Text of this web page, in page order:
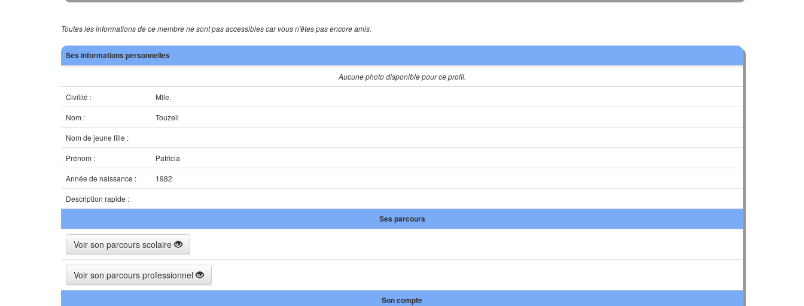
Toutes les informations de ce membre ne sont pas accessibles car vous n'êtes pas encore amis.
Ses informations personnelles
Aucune photo disponible pour ce profil.
Civilité :
Mlle.
Nom :
Touzeil
Nom de jeune fille :
Prénom :
Patricia
Année de naissance :
1982
Description rapide :
Ses parcours
Voir son parcours scolaire
Voir son parcours professionnel
Son compte